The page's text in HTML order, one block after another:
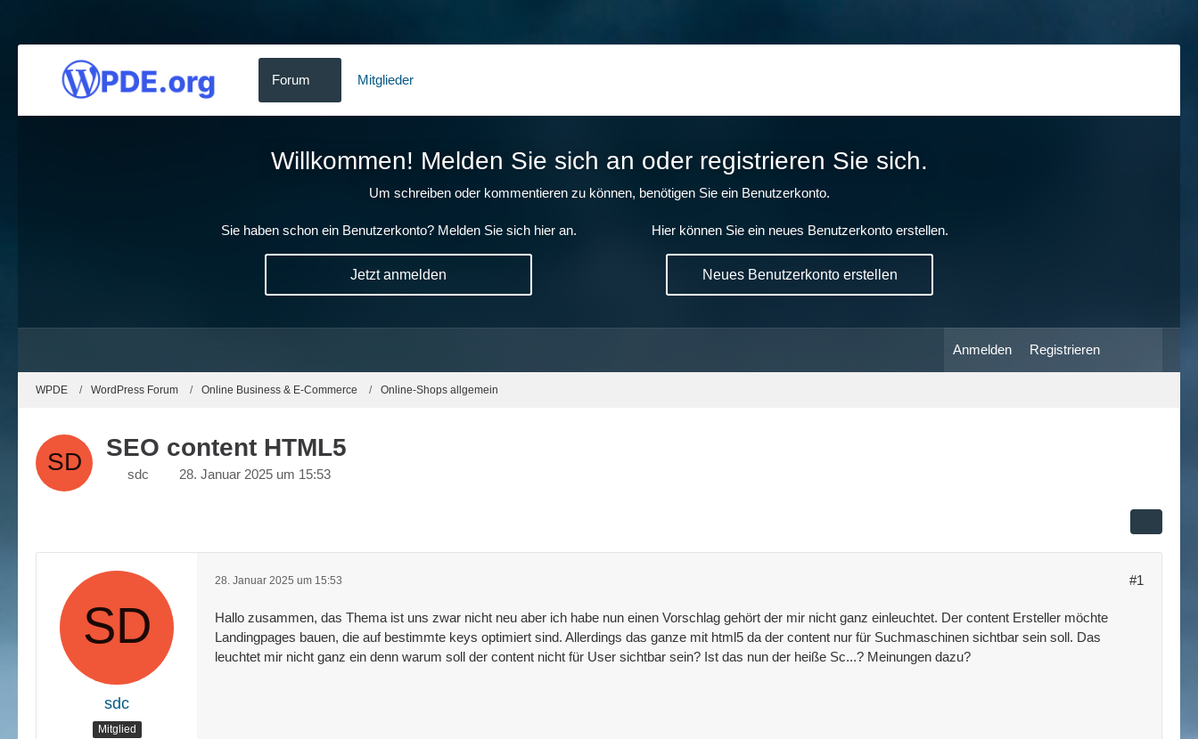
Forum Mitglieder
Willkommen! Melden Sie sich an oder registrieren Sie sich.
Um schreiben oder kommentieren zu können, benötigen Sie ein Benutzerkonto.
Sie haben schon ein Benutzerkonto? Melden Sie sich hier an.
Jetzt anmelden
Hier können Sie ein neues Benutzerkonto erstellen.
Neues Benutzerkonto erstellen
Anmelden Registrieren
WPDE WordPress Forum Online Business & E-Commerce Online-Shops allgemein
SEO content HTML5
sdc 28. Januar 2025 um 15:53
sdc
Mitglied
28. Januar 2025 um 15:53 #1
Hallo zusammen, das Thema ist uns zwar nicht neu aber ich habe nun einen Vorschlag gehört der mir nicht ganz einleuchtet. Der content Ersteller möchte
Landingpages bauen, die auf bestimmte keys optimiert sind. Allerdings das ganze mit html5 da der content nur für Suchmaschinen sichtbar sein soll. Das
leuchtet mir nicht ganz ein denn warum soll der content nicht für User sichtbar sein? Ist das nun der heiße Sc...? Meinungen dazu?